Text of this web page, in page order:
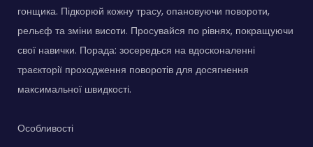
гонщика. Підкорюй кожну трасу, опановуючи повороти,
рельєф та зміни висоти. Просувайся по рівнях, покращуючи
свої навички. Порада: зосередься на вдосконаленні
траєкторії проходження поворотів для досягнення
максимальної швидкості.
Особливості